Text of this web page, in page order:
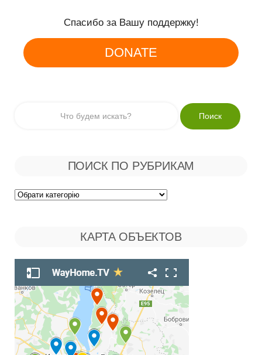
Спасибо за Вашу поддержку!
DONATE
ПОИСК ПО РУБРИКАМ
Поиск
КАРТА ОБЪЕКТОВ